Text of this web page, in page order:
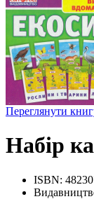
Переглянути
Набір
ISBN: